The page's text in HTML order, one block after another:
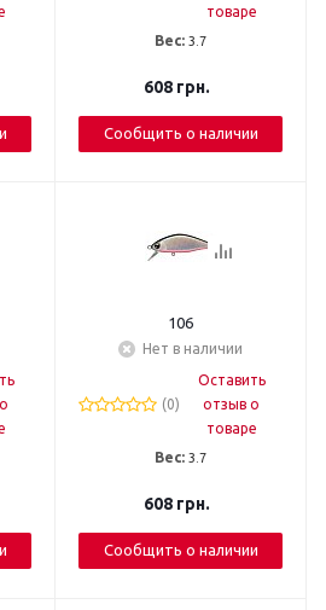
товаре
Вес: 3.7
608грн.
Сообщить о наличии
106
Нет в наличии
(0)
Оставить
отзыв о
товаре
Вес: 3.7
608грн.
Сообщить о наличии